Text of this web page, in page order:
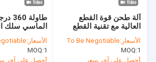
طاولة
الماسي سلك
لقطع الحجر
الأسعار:
MOQ:1
أحصل على آخر
آلة طحن قوة القطع
العالية مع تقنية القطع
المتقدمة للعمود الصلب
الأسعار:To Be Negotiable
MOQ:1
أحصل على آخر سعر